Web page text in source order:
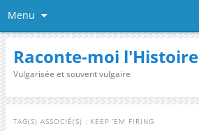
Menu
Raconte-moi l'Histoire
Vulgarisée et souvent vulgaire
TAG(S) ASSOCIÉ(S) : KEEP ’EM FIRING